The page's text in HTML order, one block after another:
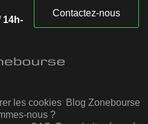
14h-
Contactez-nous
les cookies Blog Zonebourse
nous ?